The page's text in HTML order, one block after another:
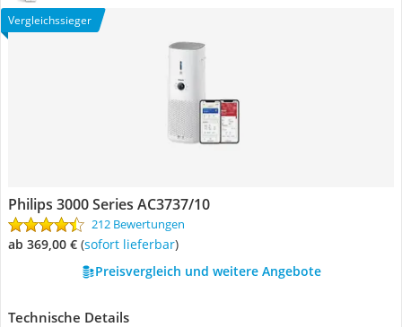
Vergleichssieger
Philips 3000 Series AC3737/10
212 Bewertungen
ab 369,00 € ( Sofort lieferbar)
Preisvergleich und weitere Angebote
Technische Details